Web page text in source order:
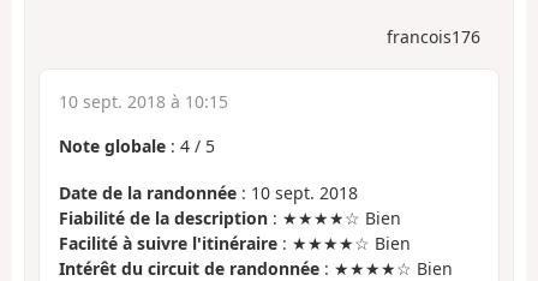
francois176
10 sept. 2018 à 10:15
Note globale : 4 / 5
Date de la randonnée : 10 sept. 2018
Fiabilité de la description : ★★★★☆ Bien
Facilité à suivre l'itinéraire : ★★★★☆ Bien
Intérêt du circuit de randonnée : ★★★★☆ Bien